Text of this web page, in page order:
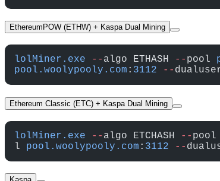
EthereumPOW (ETHW) + Kaspa Dual Mining
lolMiner.exe -- algo ETHASH -- pool
pool.woolypooly.com : 3112 -- dualuser
Ethereum Classic (ETC) + Kaspa Dual Mining
lolMiner.exe -- algo ETCHASH -- pool
l pool.woolypooly.com : 3112 --